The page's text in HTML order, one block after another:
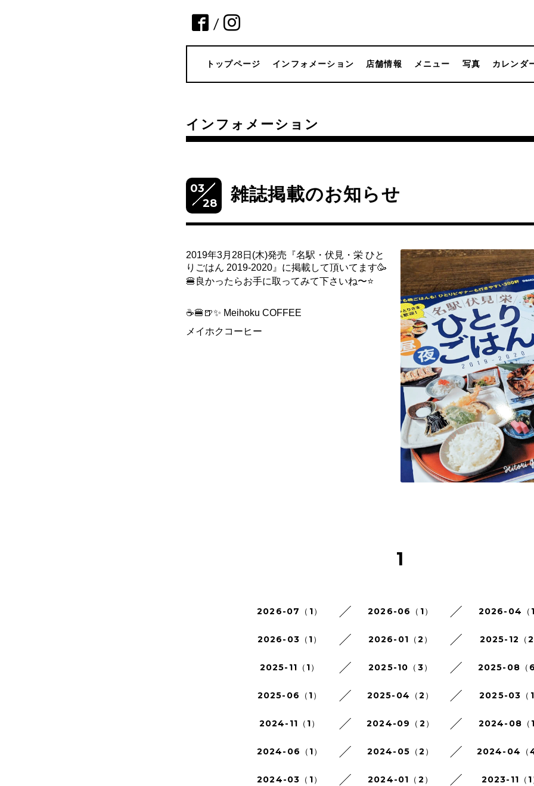
/
トップページ インフォメーション 店舗情報 メニュー 写真 カレンダ
インフォメーション
03
28
雑誌掲載のお知らせ
2019年3月28日(木)発売『名駅・伏見・栄 ひと
りごはん 2019-2020』に掲載して頂いてます🥳
🍔良かったらお手に取ってみて下さいね〜⭐️
☕️🍔🍺✨ Meihoku COFFEE
メイホクコーヒー
1
2026-07（1） 2026-06（1） 2026-04（1
2026-03（1） 2026-01（2） 2025-12（2
2025-11（1） 2025-10（3） 2025-08（6
2025-06（1） 2025-04（2） 2025-03（1
2024-11（1） 2024-09（2） 2024-08（1
2024-06（1） 2024-05（2） 2024-04（4
2024-03（1） 2024-01（2） 2023-11（1